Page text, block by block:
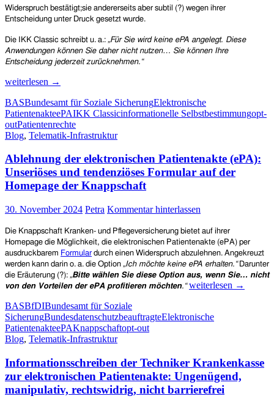
(ePA)
Widerspruch bestätigt;sie andererseits aber subtil (?) wegen ihrer
Entscheidung unter Druck gesetzt wurde.
Die IKK Classic schreibt u. a.: „Für Sie wird keine ePA angelegt. Diese
Anwendungen können Sie daher nicht nutzen… Sie können Ihre
Entscheidung jederzeit zurücknehmen.“
IKK
Tendenziöses
Antwortschreiben
an
Versicherte,
die
ePA
ablehnen
weiterlesen →
BASBundesamt für Soziale SicherungElektronische
PatientenakteePAIKK Classicinformationelle Selbstbestimmungopt-
outPatientenrechte
Blog, Telematik-Infrastruktur
Ablehnung der elektronischen Patientenakte (ePA):
Unseriöses und tendenziöses Formular auf der
Homepage der Knappschaft
30. November 2024 Petra Kommentar hinterlassen
Die Knappschaft Kranken- und Pflegeversicherung bietet auf ihrer
Homepage die Möglichkeit, die elektronischen Patientenakte (ePA) per
ausdruckbarem Formular durch einen Widerspruch abzulehnen. Angekreuzt
werden kann darin o. a. die Option „Ich möchte keine ePA erhalten.“Darunter
die Eräuterung (?): „Bitte wählen Sie diese Option aus, wenn Sie… nicht
von den Vorteilen der ePA profitieren möchten.“ Ablehnung
Patientenakte
tendenziöses
Formular
auf
der
weiterlesen →
BASBfDIBundesamt für Soziale
SicherungBundesdatenschutzbeauftragteElektronische
PatientenakteePAKnappschaftopt-out
Blog, Telematik-Infrastruktur
Informationsschreiben der Techniker Krankenkasse
zur elektronischen Patientenakte: Ungenügend,
manipulativ, rechtswidrig, nicht barrierefrei